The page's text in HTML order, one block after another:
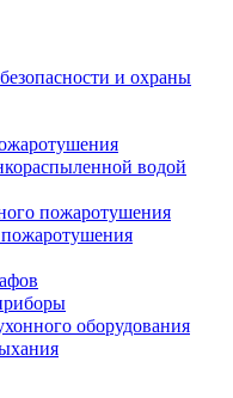
и охраны
водой
пожаротушения
пожаротушения
оборудования